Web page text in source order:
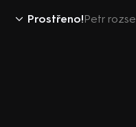
Prostřeno!Petr